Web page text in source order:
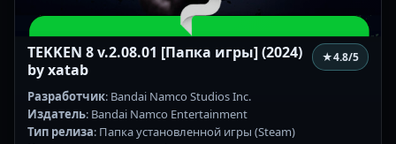
TEKKEN 8 v.2.08.01 [Папка игры] (2024)
by xatab
★4.8/5
Разработчик: Bandai Namco Studios Inc.
Издатель: Bandai Namco Entertainment
Тип релиза: Папка установленной игры (Steam)